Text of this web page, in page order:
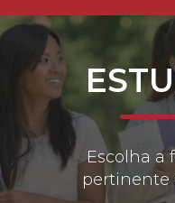
Escolha a
pertinente